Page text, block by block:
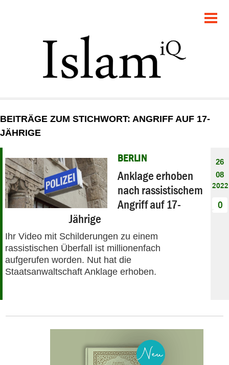
GESELLSCHAFT
STARTSEITE
PANORAMA
BEITRÄGE ZUM STICHWORT: ANGRIFF AUF 17-
JÄHRIGE
BERLIN
Anklage erhoben
nach rassistischem
Angriff auf 17-
Jährige
Ihr Video mit Schilderungen zu einem
rassistischen Überfall ist millionenfach
aufgerufen worden. Nut hat die
Staatsanwaltschaft Anklage erhoben.
26
08
2022
0